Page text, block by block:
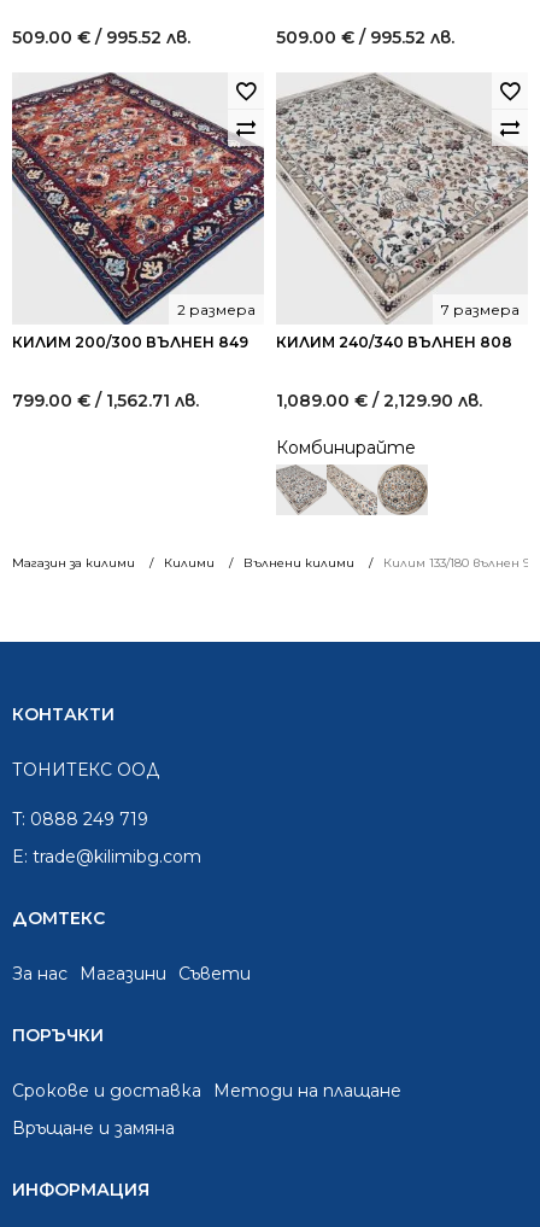
Магазин за килими Килими Вълнени килими Килим 133/180 вълнен
509.00 € / 995.52 лв. 509.00 € / 995.52 лв.
КИЛИМ 200/300 ВЪЛНЕН 849
2 размера
799.00 € / 1,562.71 лв.
КИЛИМ 240/340 ВЪЛНЕН 808
7 размера
1,089.00 € / 2,129.90 лв.
Комбинирайте
КОНТАКТИ
ТОНИТЕКС ООД
T: 0888 249 719
E: trade@kilimibg.com
ДОМТЕКС
За нас Mагазини Съвети
ПОРЪЧКИ
Срокове и доставка
Методи на плащане
Връщане и замяна
ИНФОРМАЦИЯ